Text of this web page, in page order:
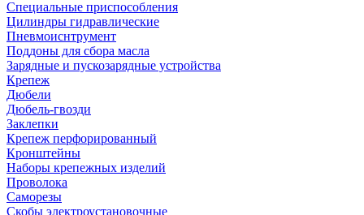
Специальные приспособления
Цилиндры гидравлические
Пневмоиснтрумент
Поддоны для сбора масла
Зарядные и пускозарядные устройства
Крепеж
Дюбели
Дюбель-гвозди
Заклепки
Крепеж перфорированный
Кронштейны
Наборы крепежных изделий
Проволока
Саморезы
Скобы электроустановочные